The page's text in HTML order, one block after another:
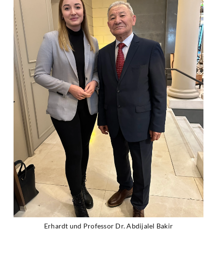
Erhardt und Professor Dr. Abdijalel Bakir